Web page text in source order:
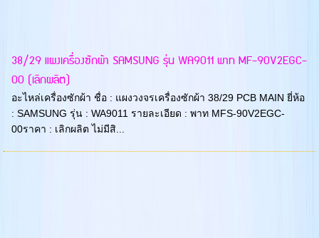
38/29 แผงเครื่องซักผ้า SAMSUNG รุ่น WA9011 พาท MF-90V2EGC-
00 (เลิกผลิต)
อะไหล่เครื่องซักผ้า ชื่อ : แผงวงจรเครื่องซักผ้า 38/29 PCB MAIN ยี่ห้อ
: SAMSUNG รุ่น : WA9011 รายละเอียด : พาท MFS-90V2EGC-
00ราคา : เลิกผลิต ไม่มีสิ...